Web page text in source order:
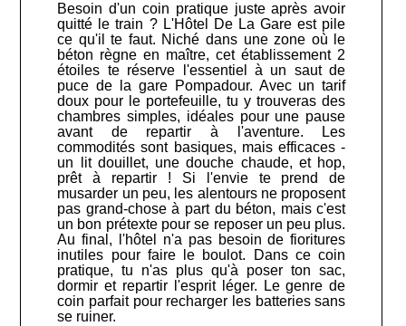
Besoin d'un coin pratique juste après avoir
quitté le train ? L'Hôtel De La Gare est pile
ce qu'il te faut. Niché dans une zone où le
béton règne en maître, cet établissement 2
étoiles te réserve l'essentiel à un saut de
puce de la gare Pompadour. Avec un tarif
doux pour le portefeuille, tu y trouveras des
chambres simples, idéales pour une pause
avant de repartir à l'aventure. Les
commodités sont basiques, mais efficaces -
un lit douillet, une douche chaude, et hop,
prêt à repartir ! Si l'envie te prend de
musarder un peu, les alentours ne proposent
pas grand-chose à part du béton, mais c'est
un bon prétexte pour se reposer un peu plus.
Au final, l'hôtel n'a pas besoin de fioritures
inutiles pour faire le boulot. Dans ce coin
pratique, tu n'as plus qu'à poser ton sac,
dormir et repartir l'esprit léger. Le genre de
coin parfait pour recharger les batteries sans
se ruiner.